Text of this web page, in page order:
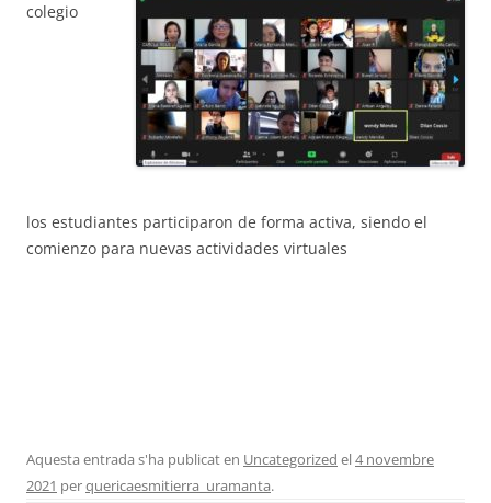
colegio
los estudiantes participaron de forma activa, siendo el
comienzo para nuevas actividades virtuales
Aquesta entrada s'ha publicat en Uncategorized el4 novembre
2021 perquericaesmitierra_uramanta.
Els comptes clars
Memòria d'activitats
Proposta educativa
Notícies
Butlletins
Fes voluntariat